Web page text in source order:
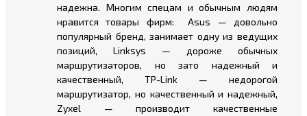
надежна. Многим спецам и обычным людям
нравится товары фирм: Asus — довольно
популярный бренд, занимает одну из ведущих
позиций, Linksys — дороже обычных
маршрутизаторов, но зато надежный и
качественный, TP-Link — недорогой
маршрутизатор, но качественный и надежный,
Zyxel — производит качественные